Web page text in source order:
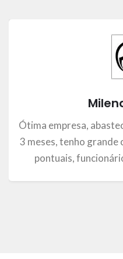
Ótima empresa,
3 meses, tenho grande
pontuais,